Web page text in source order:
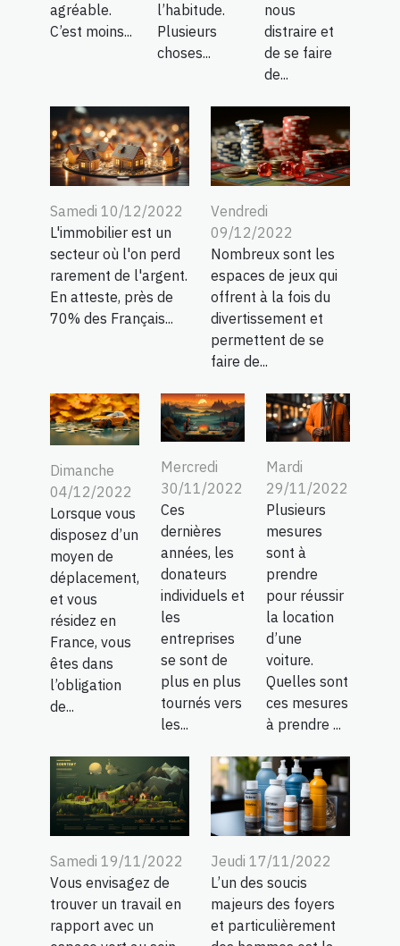
agréable.
C’est moins...
l’habitude.
Plusieurs
choses...
nous
distraire et
de se faire
de...
Samedi 10/12/2022
L'immobilier est un
secteur où l'on perd
rarement de l'argent.
En atteste, près de
70% des Français...
Vendredi
09/12/2022
Nombreux sont les
espaces de jeux qui
offrent à la fois du
divertissement et
permettent de se
faire de...
Dimanche
04/12/2022
Lorsque vous
disposez d’un
moyen de
déplacement,
et vous
résidez en
France, vous
êtes dans
l’obligation
de...
Mercredi
30/11/2022
Ces
dernières
années, les
donateurs
individuels et
les
entreprises
se sont de
plus en plus
tournés vers
les...
Mardi
29/11/2022
Plusieurs
mesures
sont à
prendre
pour réussir
la location
d’une
voiture.
Quelles sont
ces mesures
à prendre ...
Samedi 19/11/2022
Vous envisagez de
trouver un travail en
rapport avec un
Jeudi 17/11/2022
L’un des soucis
majeurs des foyers
et particulièrement